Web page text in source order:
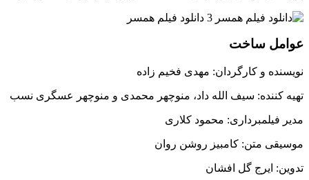
عوامل ساخت
نویسنده و کارگردان: مهدی فخیم زاده
تهیه کننده: سیف الله داد، منوچهر محمدی و منوچهر عسگری نسب
مدیر فیلمبرداری: محمود کلاری
موسیقی متن: کامبیز روشن روان
تدوین: ایرج گل افشان